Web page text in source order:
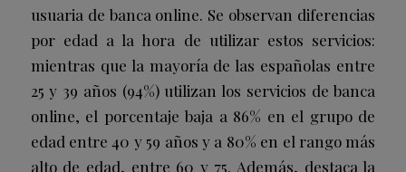
usuaria de banca online. Se observan diferencias
por edad a la hora de utilizar estos servicios:
mientras que la mayoría de las españolas entre
25 y 39 años (94%) utilizan los servicios de banca
online, el porcentaje baja a 86% en el grupo de
edad entre 40 y 59 años y a 80% en el rango más
alto de edad, entre 60 y 75. Además, destaca la